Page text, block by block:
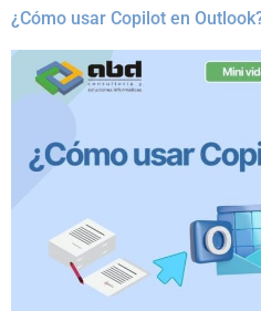
¿Cómo usar Copilot en